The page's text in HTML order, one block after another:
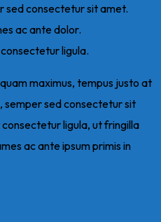
sed consectetur sit amet.
ac ante dolor.
ligula.
maximus, tempus justo at
semper sed consectetur sit
ligula, ut fringilla
ac ante ipsum primis in